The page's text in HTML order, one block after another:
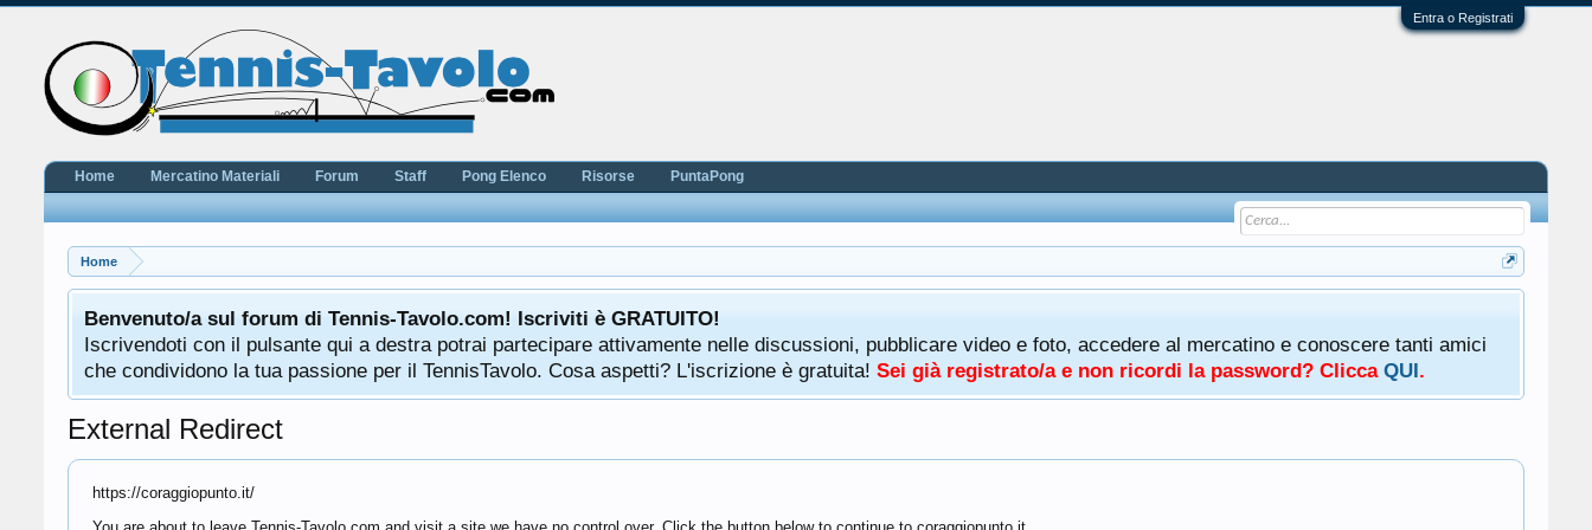
Entra o Registrati
Home
Benvenuto/a sul forum di Tennis-Tavolo.com! Iscriviti è GRATUITO!
Iscrivendoti con il pulsante qui a destra potrai partecipare attivamente nelle discussioni, pubblicare video e foto, accedere al mercatino e conoscere tanti amici
che condividono la tua passione per il TennisTavolo. Cosa aspetti? L'iscrizione è gratuita! Sei già registrato/a e non ricordi la password? Clicca QUI.
External Redirect
https://coraggiopunto.it/
Home Mercatino Materiali Forum Staff Pong Elenco Risorse PuntaPong